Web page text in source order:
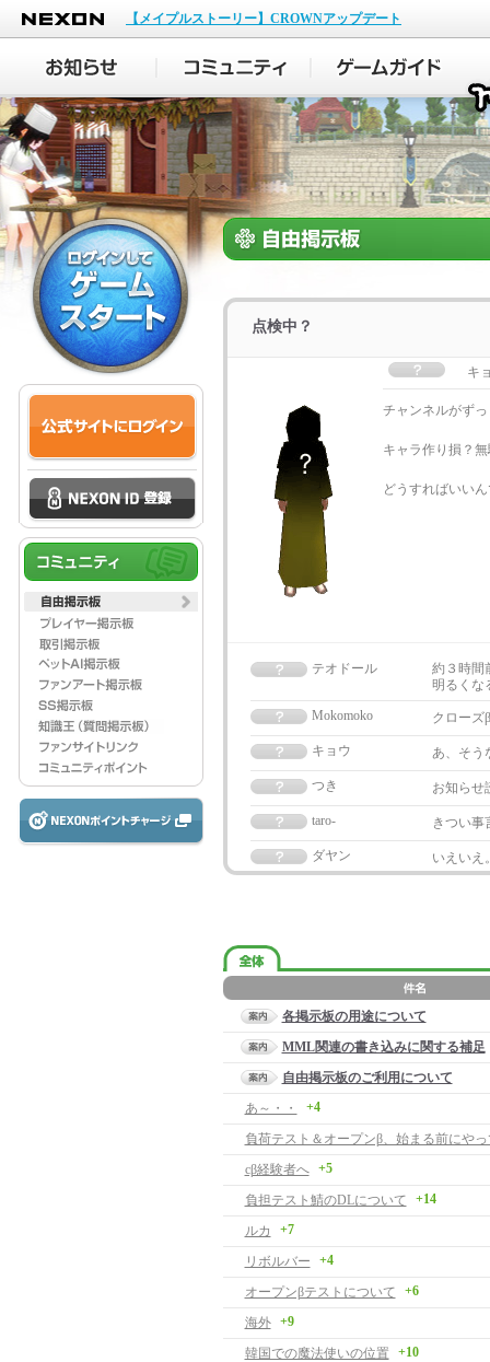
NEXON
【メイプルストーリー】CROWNアップデート
点検中？
キ
チャンネルがず
キャラ作り損？
どうすればいい
テオドール
約３時間
明るくな
Mokomoko
クローズ
キョウ あ、そう
つき お知らせ
taro- きつい
ダヤン いえいえ
各掲示板の用途について
MML関連の書き込みに関する補足
自由掲示板のご利用について
あ～・・
+4
負荷テスト＆オープンβ、始まる前にや
cβ経験者へ
+5
負担テスト鯖のDLについて +14
ルカ +7
リボルバー +4
オープンβテストについて +6
海外 +9
韓国での魔法使いの位置 +10